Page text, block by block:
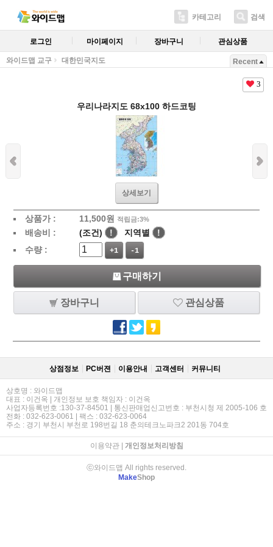
카테고리 검색
로그인 마이페이지 장바구니 관심상품
와이드맵 교구 대한민국지도 Recent
3
우리나라지도 68x100 하드코팅
상세보기
상품가 : 11,500원 적립금:3%
배송비 : (조건) ! 지역별
!
수량 :
+1 -1
구매하기
장바구니 관심상품
상점정보 PC버젼 이용안내 고객센터 커뮤니티
상호명 : 와이드맵
대표 : 이건옥 | 개인정보 보호 책임자 : 이건옥
사업자등록번호 :130-37-84501 | 통신판매업신고번호 : 부천시청 제 2005-106 호
전화 : 032-623-0061 | 팩스 : 032-623-0064
주소 : 경기 부천시 부천로 198번길 18 춘의테크노파크2 201동 704호
이용약관| 개인정보처리방침
ⓒ와이드맵 All rights reserved.
MakeShop